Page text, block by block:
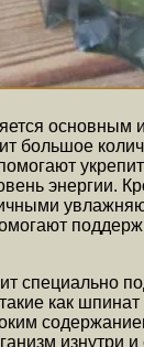
основным
большое
энергии.
специально
как шпинат
изнутри и